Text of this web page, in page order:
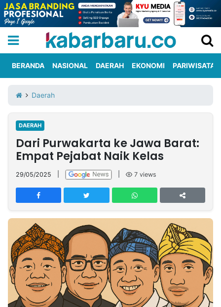
Iklan
Berita
Kami
Nasional
International
Olahraga
Entertainment
Daerah
Pariwisata
Kuliner
Kolom
Network
PT
TREETAN
MULTIMEDIA
INDONESIA
Partner
Insight
NTB
Suara
Time
Lens
IDN
Daily
Jogja
Jalan
Rakyat
Idealita
News
Kita
Notice
Dinamikapost.com
Radar
Baru
Seedbacklink
BERANDA NASIONAL DAERAH EKONOMI PARIWISATA
Daerah
DAERAH
Dari Purwakarta ke Jawa Barat:
Empat Pejabat Naik Kelas
29/05/2025 7 views